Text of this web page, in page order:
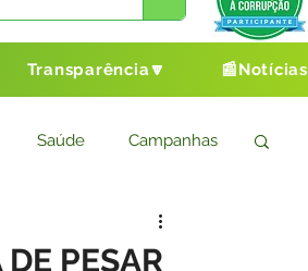
Transparência🔽 📰Notícias
Saúde Campanhas
Cultura e Esporte
PESAR